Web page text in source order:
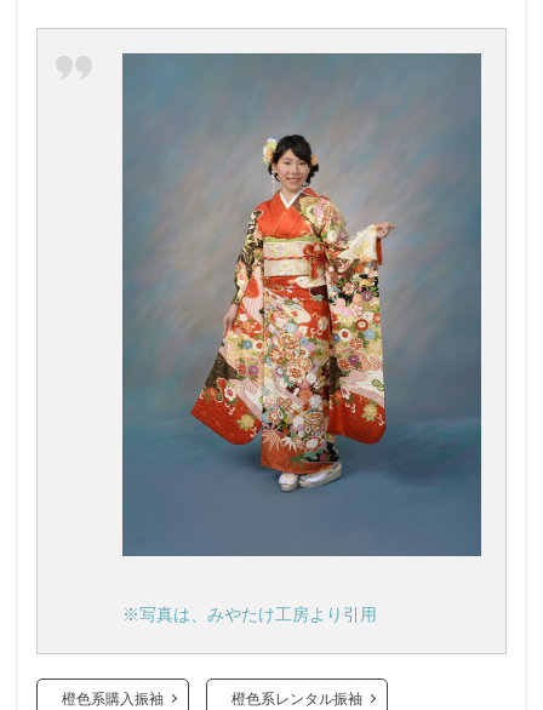
※写真は、みやたけ工房より引用
橙色系購入振袖 橙色系レンタル振袖